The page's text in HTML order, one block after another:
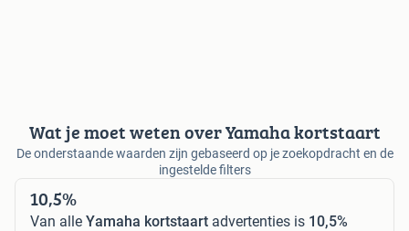
Wat je moet weten over Yamaha kortstaart
De onderstaande waarden zijn gebaseerd op je zoekopdracht en de
ingestelde filters
10,5%
Van alle Yamaha kortstaart advertenties is 10,5%